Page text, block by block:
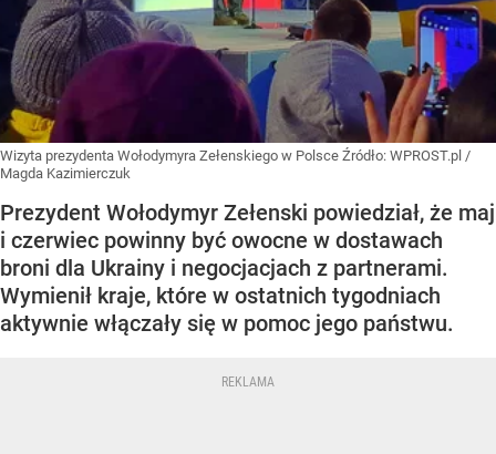
Wizyta prezydenta Wołodymyra Zełenskiego w Polsce Źródło: WPROST.pl /
Magda Kazimierczuk
Prezydent Wołodymyr Zełenski powiedział, że maj
i czerwiec powinny być owocne w dostawach
broni dla Ukrainy i negocjacjach z partnerami.
Wymienił kraje, które w ostatnich tygodniach
aktywnie włączały się w pomoc jego państwu.